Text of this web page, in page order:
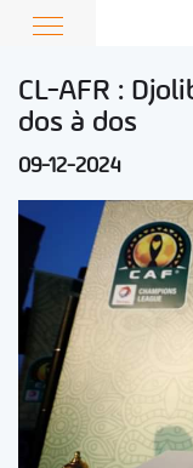
CL-AFR :
dos à dos
09-12-2024